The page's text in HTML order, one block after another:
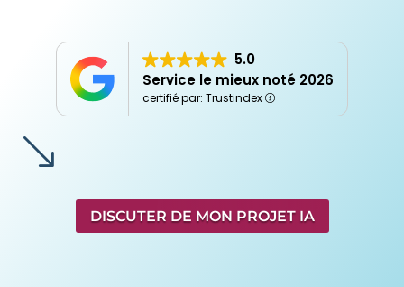
5.0
Service le mieux noté 2026
certifié par: Trustindex
'
DISCUTER DE MON PROJET IA